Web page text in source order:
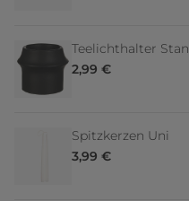
Teelichthalter Stan
2,99 €
Spitzkerzen Uni
3,99 €